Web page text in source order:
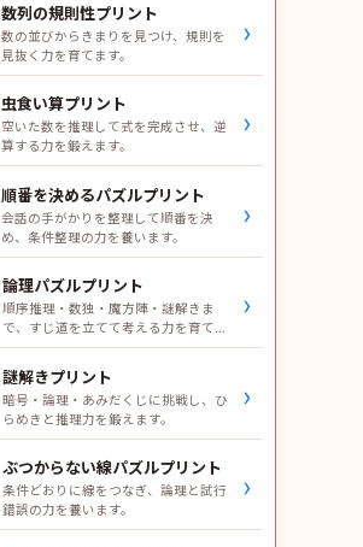
数列の規則性プリント
数の並びからきまりを見つけ、規則を
見抜く力を育てます。
›
虫食い算プリント
空いた数を推理して式を完成させ、逆
算する力を鍛えます。
›
順番を決めるパズルプリント
会話の手がかりを整理して順番を決
め、条件整理の力を養います。
›
論理パズルプリント
順序推理・数独・魔方陣・謎解きま
で、すじ道を立てて考える力を育てま
す。
›
謎解きプリント
暗号・論理・あみだくじに挑戦し、ひ
らめきと推理力を鍛えます。
›
ぶつからない線パズルプリント
条件どおりに線をつなぎ、論理と試行
錯誤の力を養います。
›